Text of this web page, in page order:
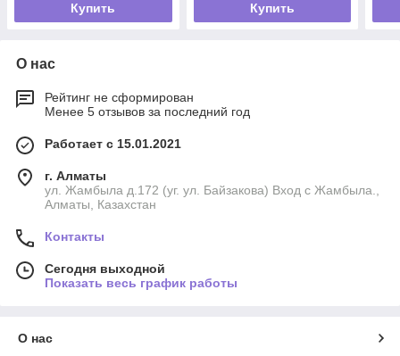
Купить Купить
О нас
Рейтинг не сформирован
Менее 5 отзывов за последний год
Работает с 15.01.2021
г. Алматы
ул. Жамбыла д.172 (уг. ул. Байзакова) Вход с Жамбыла.,
Алматы, Казахстан
Контакты
Сегодня выходной
Показать весь график работы
О нас